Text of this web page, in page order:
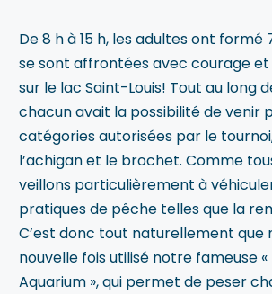
De 8 h à 15 h, les adultes ont formé
se sont affrontées avec courage
sur le lac Saint-Louis! Tout au long
chacun avait la possibilité de venir
catégories autorisées par le
l’achigan et le brochet. Comme
veillons particulièrement à
pratiques de pêche telles que la
C’est donc tout naturellement que
nouvelle fois utilisé notre fameuse
Aquarium », qui permet de peser